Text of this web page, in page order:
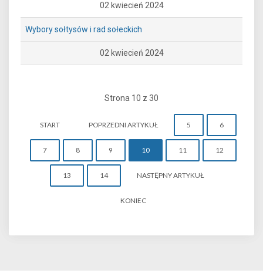
02 kwiecień 2024
Wybory sołtysów i rad sołeckich
02 kwiecień 2024
Strona 10 z 30
START POPRZEDNI ARTYKUŁ 5 6
7 8 9 10 11 12
13 14 NASTĘPNY ARTYKUŁ
KONIEC